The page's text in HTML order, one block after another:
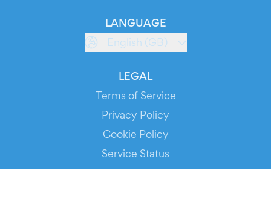
LANGUAGE
English (GB)
LEGAL
Terms of Service
Privacy Policy
Cookie Policy
Service Status